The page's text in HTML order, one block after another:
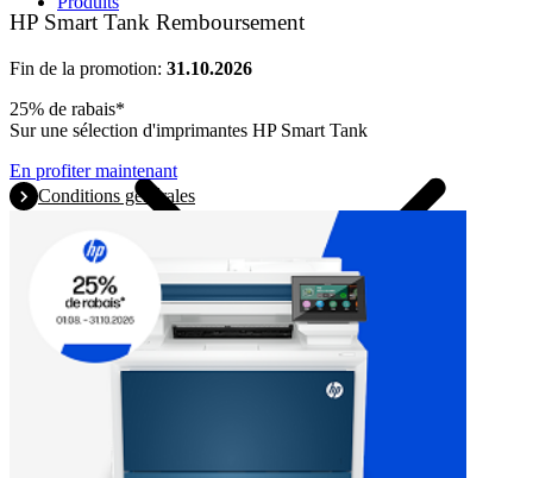
HP Smart Tank Remboursement
Fin de la promotion: 31.10.2026
25% de rabais*
Sur une sélection d'imprimantes HP Smart Tank
En profiter maintenant
Conditions générales